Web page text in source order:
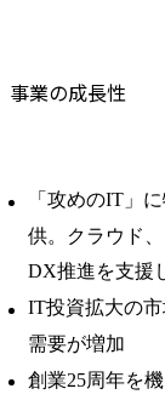
事業の成長性
「攻めのIT」
供。クラウド
DX推進を支援
IT投資拡大の
需要が増加
創業25周年を